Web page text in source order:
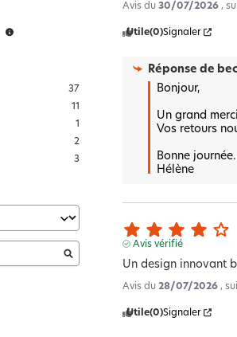
37
11
1
2
3
Avis du30/07/2026 ,
Utile(0)Signaler
Réponse de
Bonjour,
Un grand
Vos retours
Bonne journée.
Hélène
Avis vérifié
Un design innovant
Avis du28/07/2026 ,
Utile(0)Signaler